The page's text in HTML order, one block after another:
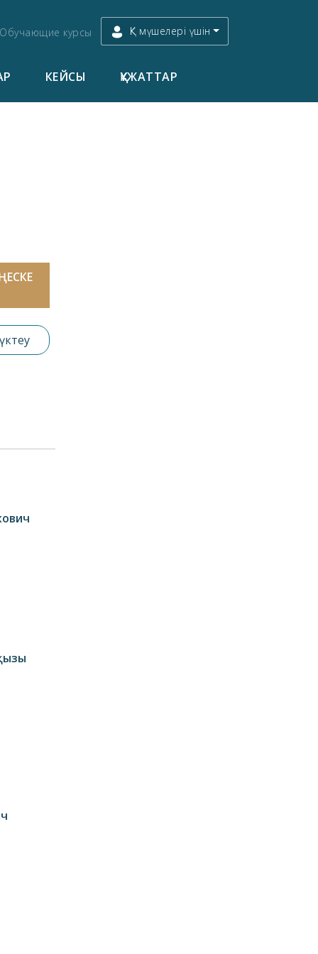
Обучающие курсы ҚК мүшелері үшін
КЕЙСЫ ҚҰЖАТТАР